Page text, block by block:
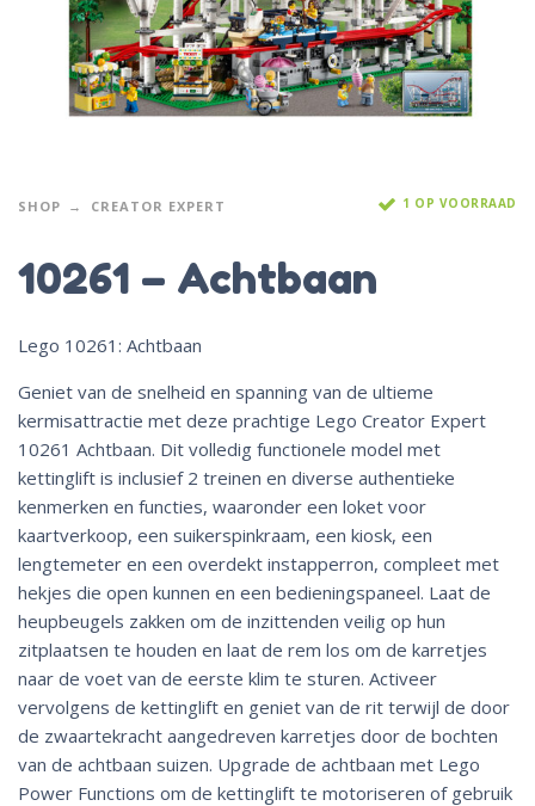
SHOP CREATOR EXPERT 1 OP VOORRAAD
10261 – Achtbaan
Lego 10261: Achtbaan
Geniet van de snelheid en spanning van de ultieme
kermisattractie met deze prachtige Lego Creator Expert
10261 Achtbaan. Dit volledig functionele model met
kettinglift is inclusief 2 treinen en diverse authentieke
kenmerken en functies, waaronder een loket voor
kaartverkoop, een suikerspinkraam, een kiosk, een
lengtemeter en een overdekt instapperron, compleet met
hekjes die open kunnen en een bedieningspaneel. Laat de
heupbeugels zakken om de inzittenden veilig op hun
zitplaatsen te houden en laat de rem los om de karretjes
naar de voet van de eerste klim te sturen. Activeer
vervolgens de kettinglift en geniet van de rit terwijl de door
de zwaartekracht aangedreven karretjes door de bochten
van de achtbaan suizen. Upgrade de achtbaan met Lego
Power Functions om de kettinglift te motoriseren of gebruik